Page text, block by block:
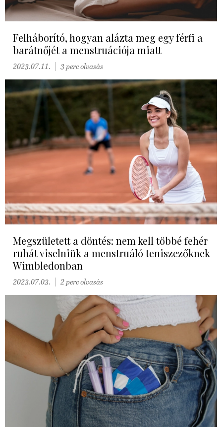
Felháborító, hogyan alázta meg egy férfi a
barátnőjét a menstruációja miatt
2023.07.11. 3 perc olvasás
Megszületett a döntés: nem kell többé fehér
ruhát viselniük a menstruáló teniszezőknek
Wimbledonban
2023.07.03. 2 perc olvasás